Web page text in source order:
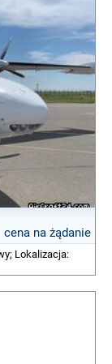
cena na żądanie
Lokalizacja: